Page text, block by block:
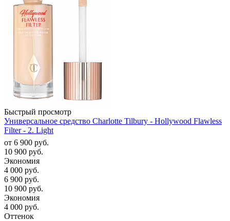
Быстрый просмотр
Универсальное средство Charlotte Tilbury - Hollywood Flawless
Filter - 2. Light
от 6 900 руб.
10 900 руб.
Экономия
4 000 руб.
6 900 руб.
10 900 руб.
Экономия
4 000 руб.
Оттенок